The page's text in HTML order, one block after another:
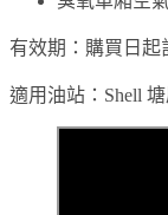
有效期：購買日起
適用油站：Shell